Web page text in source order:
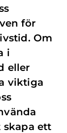
för
Om
i
eller
viktiga
skapa ett